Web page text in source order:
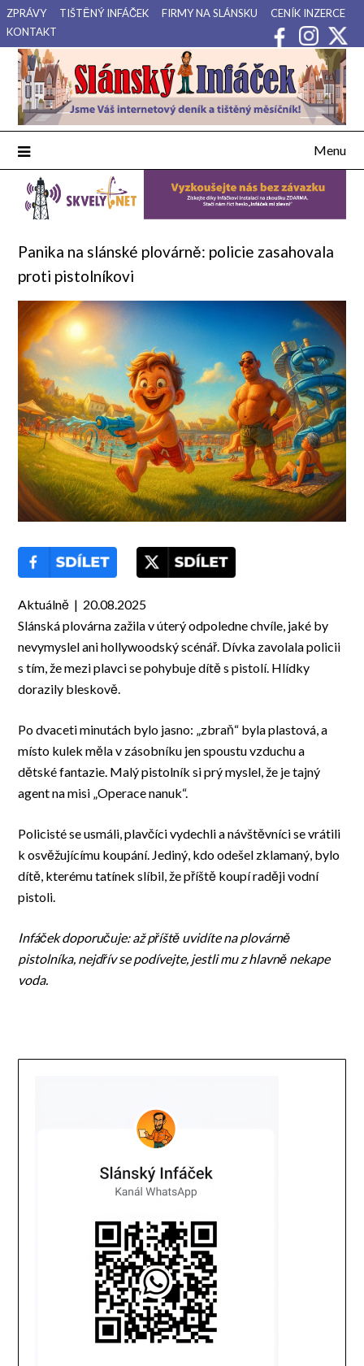
Přejdi
na
obsah
ZPRÁVY TIŠTĚNÝ INFÁČEK FIRMY NA SLÁNSKU
CENÍK INZERCE
KONTAKT
Slánský Infáček
Váš internetový deník a tištěný měsíčník pro Slánsko, Kladensko
a Lounsko.
Menu
Panika na slánské plovárně: policie zasahovala
proti pistolníkovi
Aktuálně | 20.08.2025
Slánská plovárna zažila v úterý odpoledne chvíle, jaké by
nevymyslel ani hollywoodský scénář. Dívka zavolala policii
s tím, že mezi plavci se pohybuje dítě s pistolí. Hlídky
dorazily bleskově.
Po dvaceti minutách bylo jasno: „zbraň“ byla plastová, a
místo kulek měla v zásobníku jen spoustu vzduchu a
dětské fantazie. Malý pistolník si prý myslel, že je tajný
agent na misi „Operace nanuk“.
Policisté se usmáli, plavčíci vydechli a návštěvníci se vrátili
k osvěžujícímu koupání. Jediný, kdo odešel zklamaný, bylo
dítě, kterému tatínek slíbil, že příště koupí raději vodní
pistoli.
Infáček doporučuje: až příště uvidíte na plovárně
pistolníka, nejdřív se podívejte, jestli mu z hlavně nekape
voda.